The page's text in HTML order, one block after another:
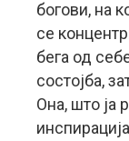
богови, на
се
бега од
состојба,
Она, што ја